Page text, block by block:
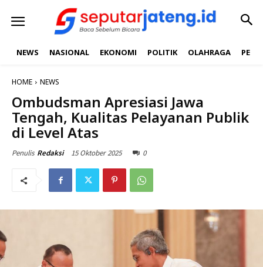
NEWS NASIONAL EKONOMI POLITIK OLAHRAGA
HOME NEWS
Ombudsman Apresiasi Jawa
Tengah, Kualitas Pelayanan Publik
di Level Atas
Penulis Redaksi 15 Oktober 2025 0